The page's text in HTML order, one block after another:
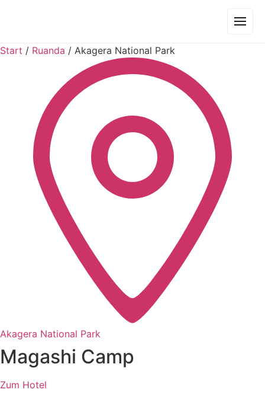
Start / Ruanda / Akagera National Park
Akagera National Park
Magashi Camp
Zum Hotel